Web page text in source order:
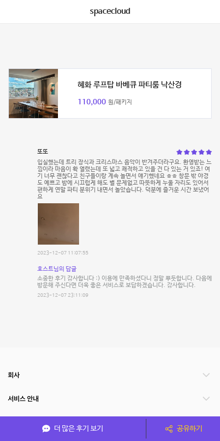
spacecloud
혜화 루프탑 바베큐 파티룸 낙산경
110,000 원/패키지
또또
입실했는데 트리 장식과 크리스마스 음악이 반겨주더라구요. 환영받는 느
낌이라 마음이 확 열렸는데 또 넓고 쾌적하고 있을 건 다 있는 거 있죠! 여
기 너무 괜찮다고 친구들이랑 계속 놀면서 얘기했네요 ㅎㅎ 창문 밖 야경
도 예쁘고 밤에 시끄럽게 해도 별 문제없고 따뜻하게 누울 자리도 있어서
편하게 연말 파티 분위기 내면서 놀았습니다. 덕분에 즐거운 시간 보냈어
요
2023-12-07 11:07:55
호스트님의 답글
소중한 후기 감사합니다 :) 이용에 만족하셨다니 정말 뿌듯합니다. 다음에
방문해 주신다면 더욱 좋은 서비스로 보답하겠습니다. 감사합니다.
2023-12-07 23:11:09
더 많은 후기 보기 공유하기
회사
서비스 안내